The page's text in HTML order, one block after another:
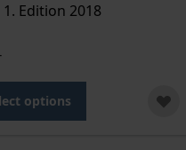
Edition 2018
options